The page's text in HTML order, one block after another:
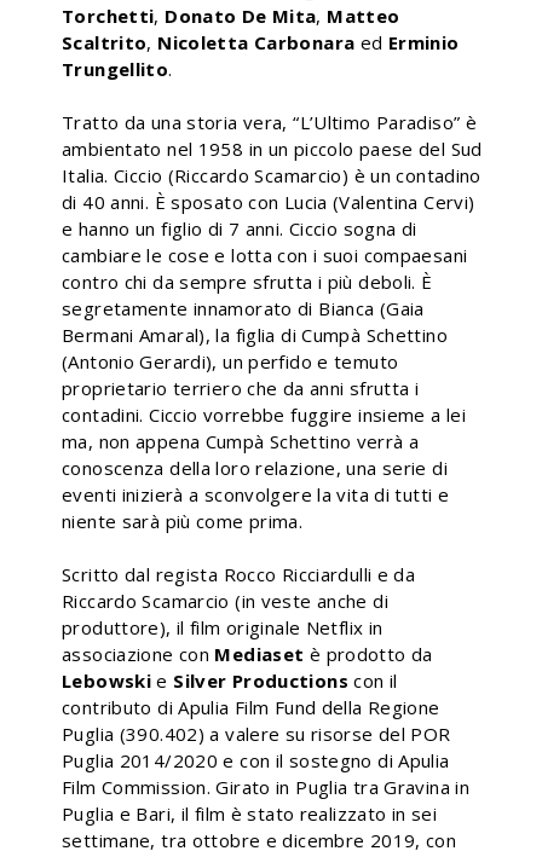
Torchetti, Donato De Mita, Matteo
Scaltrito, Nicoletta Carbonara ed Erminio
Trungellito.
Tratto da una storia vera, “L’Ultimo Paradiso” è
ambientato nel 1958 in un piccolo paese del Sud
Italia. Ciccio (Riccardo Scamarcio) è un contadino
di 40 anni. È sposato con Lucia (Valentina Cervi)
e hanno un figlio di 7 anni. Ciccio sogna di
cambiare le cose e lotta con i suoi compaesani
contro chi da sempre sfrutta i più deboli. È
segretamente innamorato di Bianca (Gaia
Bermani Amaral), la figlia di Cumpà Schettino
(Antonio Gerardi), un perfido e temuto
proprietario terriero che da anni sfrutta i
contadini. Ciccio vorrebbe fuggire insieme a lei
ma, non appena Cumpà Schettino verrà a
conoscenza della loro relazione, una serie di
eventi inizierà a sconvolgere la vita di tutti e
niente sarà più come prima.
Scritto dal regista Rocco Ricciardulli e da
Riccardo Scamarcio (in veste anche di
produttore), il film originale Netflix in
associazione con Mediaset è prodotto da
Lebowski e Silver Productions con il
contributo di Apulia Film Fund della Regione
Puglia (390.402) a valere su risorse del POR
Puglia 2014/2020 e con il sostegno di Apulia
Film Commission. Girato in Puglia tra Gravina in
Puglia e Bari, il film è stato realizzato in sei
settimane, tra ottobre e dicembre 2019, con